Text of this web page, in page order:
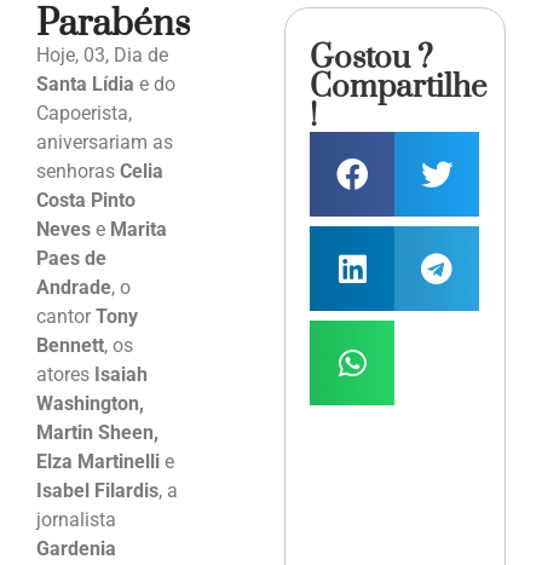
Parabéns
Hoje, 03, Dia de
Santa Lídia e do
Capoerista,
aniversariam as
senhoras Celia
Costa Pinto
Neves e Marita
Paes de
Andrade, o
cantor Tony
Bennett, os
atores Isaiah
Washington,
Martin Sheen,
Elza Martinelli e
Isabel Filardis, a
jornalista
Gardenia
Gostou ?
Compartilhe
!